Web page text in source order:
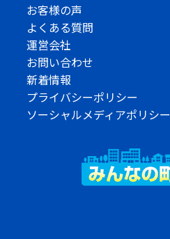
お客様の声
よくある質問
運営会社
お問い合わせ
新着情報
プライバシーポリシー
ソーシャルメディアポリシー